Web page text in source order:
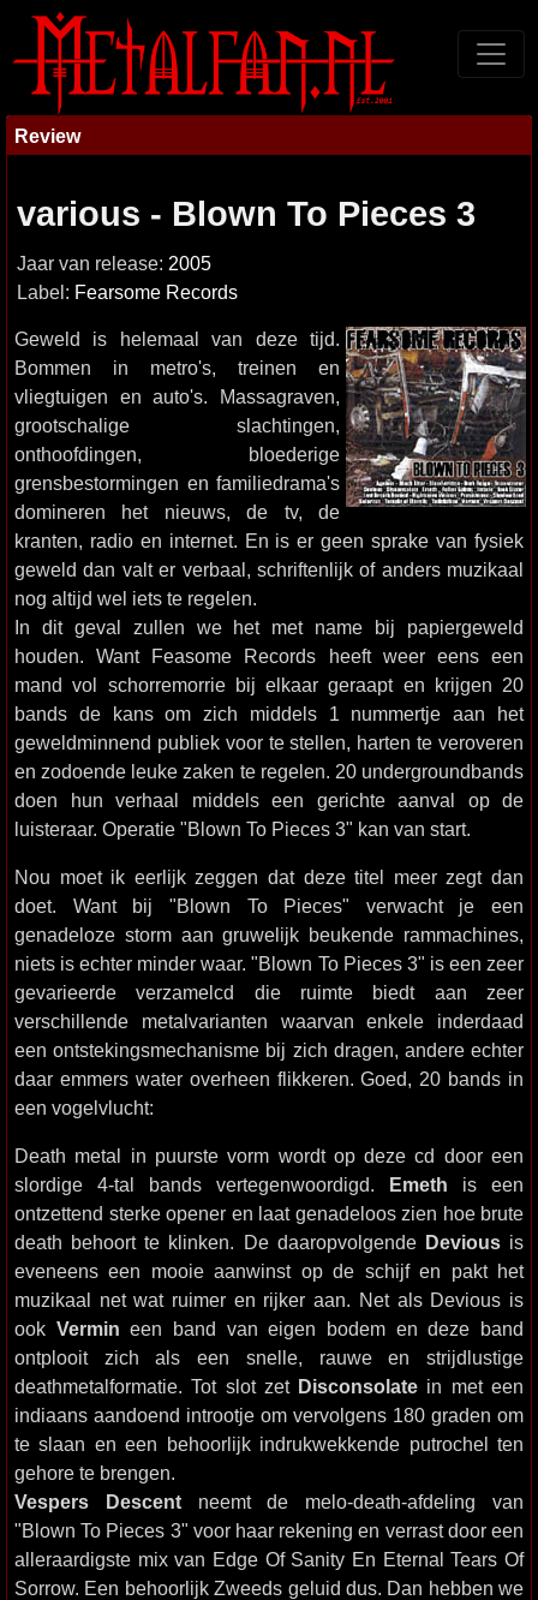
Review
various - Blown To Pieces 3
Jaar van release: 2005
Label: Fearsome Records
Geweld is helemaal van deze tijd.
Bommen in metro's, treinen en
vliegtuigen en auto's. Massagraven,
grootschalige slachtingen,
onthoofdingen, bloederige
grensbestormingen en familiedrama's
domineren het nieuws, de tv, de
kranten, radio en internet. En is er geen sprake van fysiek
geweld dan valt er verbaal, schriftenlijk of anders muzikaal
nog altijd wel iets te regelen.
In dit geval zullen we het met name bij papiergeweld
houden. Want Feasome Records heeft weer eens een
mand vol schorremorrie bij elkaar geraapt en krijgen 20
bands de kans om zich middels 1 nummertje aan het
geweldminnend publiek voor te stellen, harten te veroveren
en zodoende leuke zaken te regelen. 20 undergroundbands
doen hun verhaal middels een gerichte aanval op de
luisteraar. Operatie "Blown To Pieces 3" kan van start.
Nou moet ik eerlijk zeggen dat deze titel meer zegt dan
doet. Want bij "Blown To Pieces" verwacht je een
genadeloze storm aan gruwelijk beukende rammachines,
niets is echter minder waar. "Blown To Pieces 3" is een zeer
gevarieerde verzamelcd die ruimte biedt aan zeer
verschillende metalvarianten waarvan enkele inderdaad
een ontstekingsmechanisme bij zich dragen, andere echter
daar emmers water overheen flikkeren. Goed, 20 bands in
een vogelvlucht:
Death metal in puurste vorm wordt op deze cd door een
slordige 4-tal bands vertegenwoordigd. Emeth is een
ontzettend sterke opener en laat genadeloos zien hoe brute
death behoort te klinken. De daaropvolgende Deviousis
eveneens een mooie aanwinst op de schijf en pakt het
muzikaal net wat ruimer en rijker aan. Net als Devious is
ook Vermin een band van eigen bodem en deze band
ontplooit zich als een snelle, rauwe en strijdlustige
deathmetalformatie. Tot slot zet Disconsolate in met een
indiaans aandoend introotje om vervolgens 180 graden om
te slaan en een behoorlijk indrukwekkende putrochel ten
gehore te brengen.
Vespers Descentneemt de melo-death-afdeling van
"Blown To Pieces 3" voor haar rekening en verrast door een
alleraardigste mix van Edge Of Sanity En Eternal Tears Of
Sorrow. Een behoorlijk Zweeds geluid dus. Dan hebben we